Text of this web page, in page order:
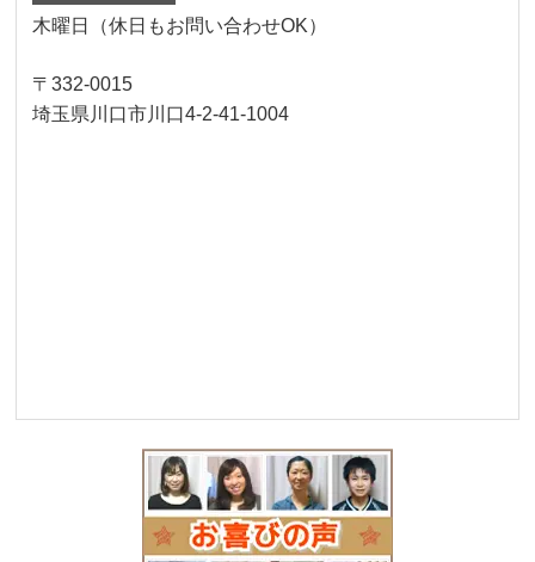
木曜日（休日もお問い合わせOK）
〒332-0015
埼玉県川口市川口4-2-41-1004